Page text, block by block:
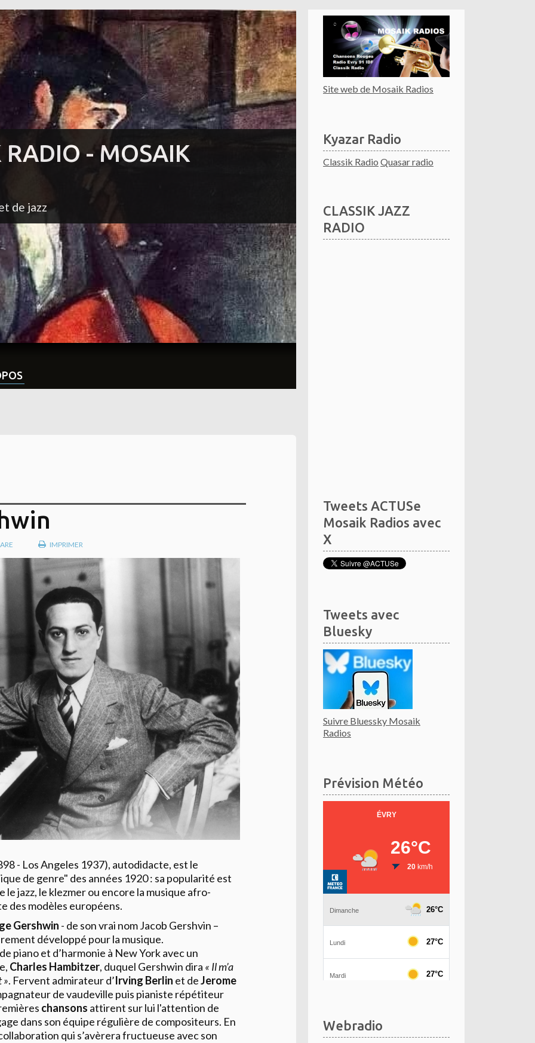
- MOSAIK
de jazz
IMPRIMER
- Los Angeles 1937), autodidacte, est le
de genre" des années 1920 : sa popularité est
jazz, le klezmer ou encore la musique afro-
des modèles européens.
Gershwin - de son vrai nom Jacob Gershvin –
développé pour la musique.
piano et d’harmonie à New York avec un
Charles Hambitzer, duquel Gershwin dira « Il m’a
». Fervent admirateur d’Irving Berlin et deJerome
de vaudeville puis pianiste répétiteur
chansons attirent sur lui l'attention de
dans son équipe régulière de compositeurs. En
qui s’avèrera fructueuse avec son
Site web de Mosaik Radios
Kyazar Radio
Classik Radio Quasar radio
CLASSIK JAZZ
RADIO
Tweets ACTUSe
Mosaik Radios avec
X
Tweets avec
Bluesky
Suivre Bluessky Mosaik
Radios
Prévision Météo
Webradio